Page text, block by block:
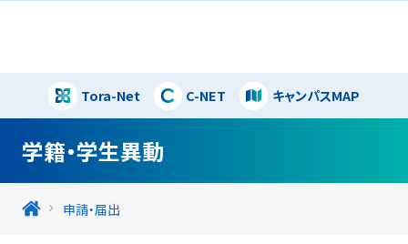
Tora-Net C-NET キャンパスMAP閉じる
学籍・学生異動
申請・届出